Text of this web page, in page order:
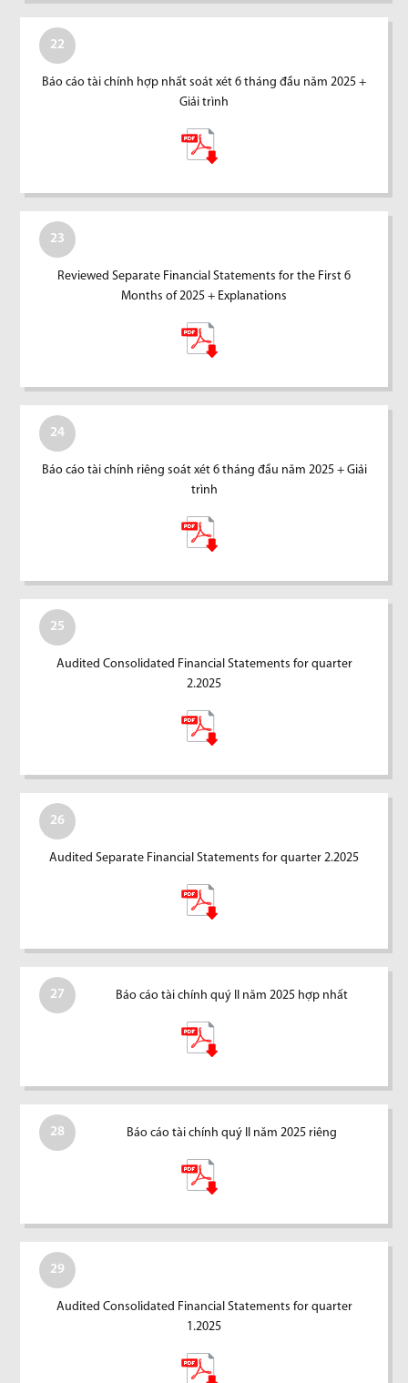
22
Báo cáo tài chính hợp nhất soát xét 6 tháng đầu năm 2025 +
Giải trình
23
Reviewed Separate Financial Statements for the First 6
Months of 2025 + Explanations
24
Báo cáo tài chính riêng soát xét 6 tháng đầu năm 2025 + Giải
trình
25
Audited Consolidated Financial Statements for quarter
2.2025
26
Audited Separate Financial Statements for quarter 2.2025
27 Báo cáo tài chính quý II năm 2025 hợp nhất
28 Báo cáo tài chính quý II năm 2025 riêng
29
Audited Consolidated Financial Statements for quarter
1.2025